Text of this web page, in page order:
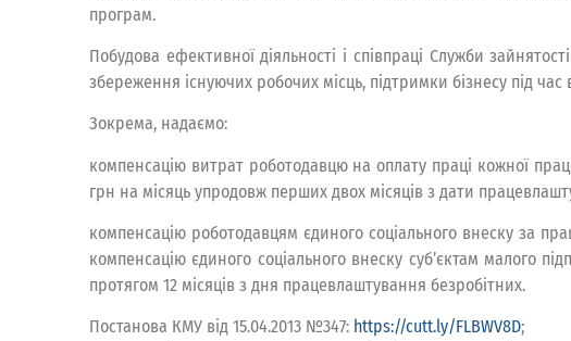
програм.
Побудова ефективної діяльності і співпраці Служби
збереження існуючих робочих місць, підтримки бізнесу під
Зокрема, надаємо:
компенсацію витрат роботодавцю на оплату праці кожної
грн на місяць упродовж перших двох місяців з дати
компенсацію роботодавцям єдиного соціального внеску за
компенсацію єдиного соціального внеску суб’єктам малого
протягом 12 місяців з дня працевлаштування безробітних.
Постанова КМУ від 15.04.2013 №347: https://cutt.ly/FLBWV8D;